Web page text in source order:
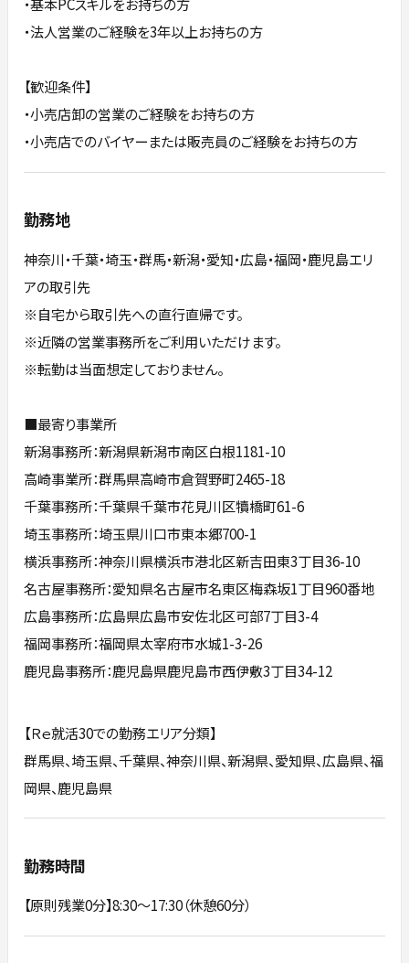
・基本PCスキルをお持ちの方
・法人営業のご経験を3年以上お持ちの方
【歓迎条件】
・小売店卸の営業のご経験をお持ちの方
・小売店でのバイヤーまたは販売員のご経験をお持ちの方
勤務地
神奈川・千葉・埼玉・群馬・新潟・愛知・広島・福岡・鹿児島エリ
アの取引先
※自宅から取引先への直行直帰です。
※近隣の営業事務所をご利用いただけます。
※転勤は当面想定しておりません。
■最寄り事業所
新潟事務所：新潟県新潟市南区白根1181-10
高崎事業所：群馬県高崎市倉賀野町2465-18
千葉事務所：千葉県千葉市花見川区犢橋町61-6
埼玉事務所：埼玉県川口市東本郷700-1
横浜事務所：神奈川県横浜市港北区新吉田東3丁目36-10
名古屋事務所：愛知県名古屋市名東区梅森坂1丁目960番地
広島事務所：広島県広島市安佐北区可部7丁目3-4
福岡事務所：福岡県太宰府市水城1-3-26
鹿児島事務所：鹿児島県鹿児島市西伊敷3丁目34-12
【Ｒｅ就活30での勤務エリア分類】
群馬県、埼玉県、千葉県、神奈川県、新潟県、愛知県、広島県、福
岡県、鹿児島県
勤務時間
【原則残業0分】8:30～17:30（休憩60分）